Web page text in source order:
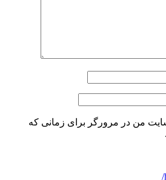
من در مرورگر برای زمانی که